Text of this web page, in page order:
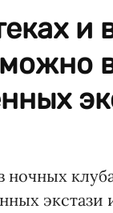
и
ночных
экстази